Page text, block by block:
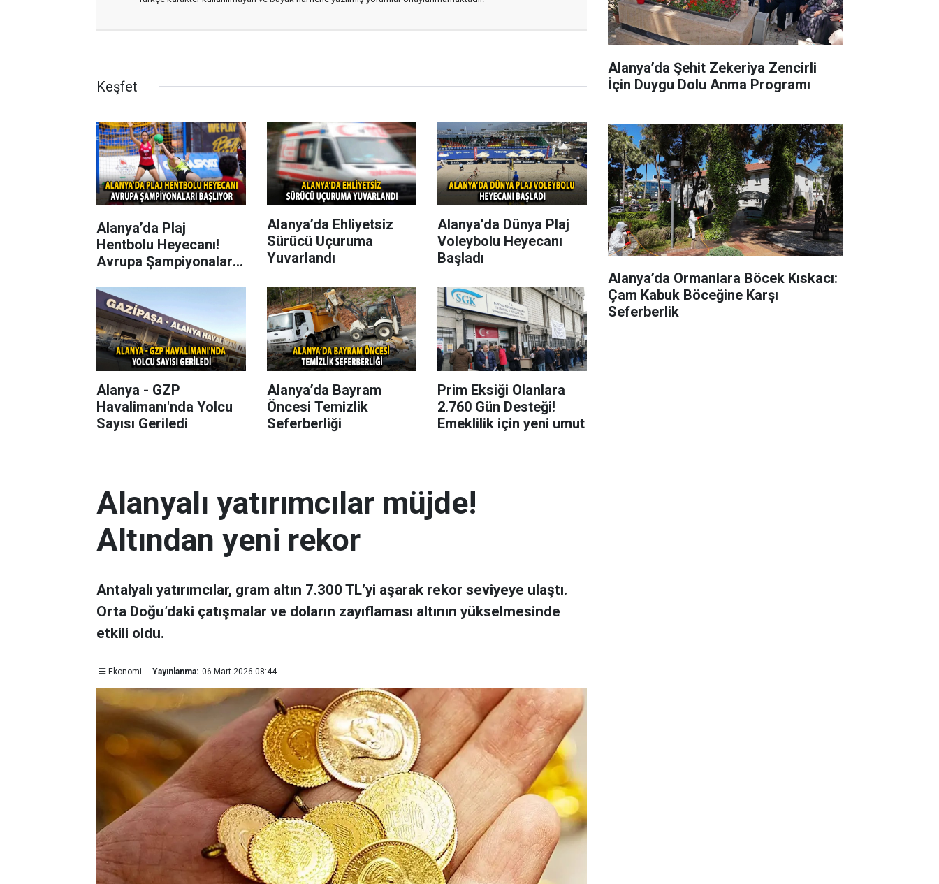
Keşfet
Alanya’da Plaj
Hentbolu Heyecanı!
Avrupa Şampiyonaları
Alanya’da Ehliyetsiz
Sürücü Uçuruma
Yuvarlandı
Alanya’da Dünya Plaj
Voleybolu Heyecanı
Başladı
Alanya - GZP
Havalimanı'nda Yolcu
Sayısı Geriledi
Alanya’da Bayram
Öncesi Temizlik
Seferberliği
Prim Eksiği Olanlara
2.760 Gün Desteği!
Emeklilik için yeni umut
Alanyalı yatırımcılar müjde!
Altından yeni rekor
Antalyalı yatırımcılar, gram altın 7.300 TL’yi aşarak rekor seviyeye ulaştı.
Orta Doğu’daki çatışmalar ve doların zayıflaması altının yükselmesinde
etkili oldu.
Ekonomi Yayınlanma: 06 Mart 2026 08:44
Alanya’da Şehit Zekeriya Zencirli
İçin Duygu Dolu Anma Programı
Alanya’da Ormanlara Böcek Kıskacı:
Çam Kabuk Böceğine Karşı
Seferberlik